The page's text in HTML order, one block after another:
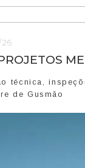
26
técnica,
de Gusmão